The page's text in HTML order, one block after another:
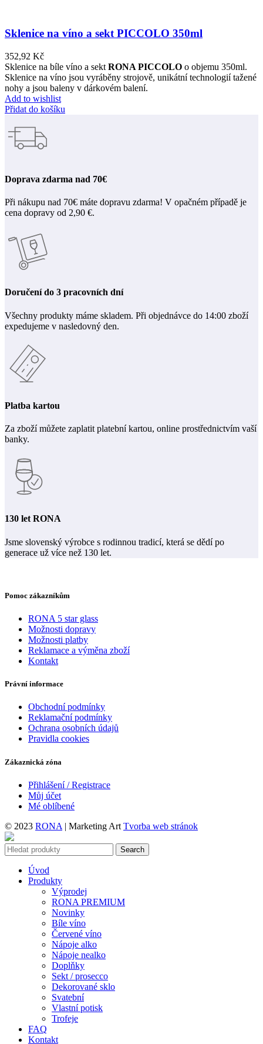
Sklenice na víno a sekt PICCOLO 350ml
352,92 Kč
Sklenice na bíle víno a sekt RONA PICCOLO o objemu 350ml.
Sklenice na víno jsou vyráběny strojově, unikátní technologií tažené
nohy a jsou baleny v dárkovém balení.
Add to wishlist
Přidat do košíku
Doprava zdarma nad 70€
Při nákupu nad 70€ máte dopravu zdarma! V opačném případě je
cena dopravy od 2,90 €.
Doručení do 3 pracovních dní
Všechny produkty máme skladem. Při objednávce do 14:00 zboží
expedujeme v nasledovný den.
Platba kartou
Za zboží můžete zaplatit platební kartou, online prostřednictvím vaší
banky.
130 let RONA
Jsme slovenský výrobce s rodinnou tradicí, která se dědí po
generace už více než 130 let.
Pomoc zákazníkům
RONA 5 star glass
Možnosti dopravy
Možnosti platby
Reklamace a výměna zboží
Kontakt
Právní informace
Obchodní podmínky
Reklamační podmínky
Ochrana osobních údajů
Pravidla cookies
Zákaznická zóna
Přihlášení / Registrace
Můj účet
Mé oblíbené
© 2023 RONA | Marketing Art Tvorba web stránok
Search
Úvod
Produkty
Výprodej
RONA PREMIUM
Novinky
Bíle víno
Červené víno
Nápoje alko
Nápoje nealko
Doplňky
Sekt / prosecco
Dekorované sklo
Svatební
Vlastní potisk
Trofeje
FAQ
Kontakt